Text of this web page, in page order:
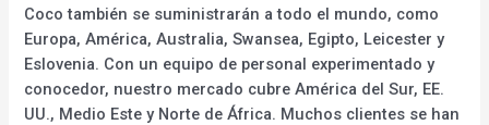
Coco también se suministrarán a todo el mundo, como
Europa, América, Australia, Swansea, Egipto, Leicester y
Eslovenia. Con un equipo de personal experimentado y
conocedor, nuestro mercado cubre América del Sur, EE.
UU., Medio Este y Norte de África. Muchos clientes se han